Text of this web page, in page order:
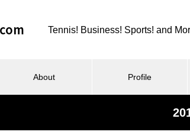
Tennis! Business! Sports! and
About Profile